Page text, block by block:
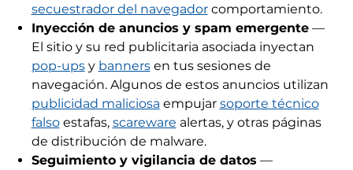
secuestrador del navegadorcomportamiento.
Inyección de anuncios y spam emergente—
El sitio y su red publicitaria asociada inyectan
pop-upsy bannersen tus sesiones de
navegación. Algunos de estos anuncios utilizan
publicidad maliciosa empujar soporte técnico
falsoestafas, scareware alertas, y otras páginas
de distribución de malware.
Seguimiento y vigilancia de datos —